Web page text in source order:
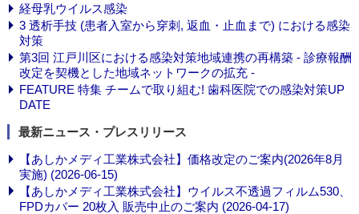
経母乳ウイルス感染
3 透析手技 (患者入室から穿刺, 返血・止血まで) における感染
対策
第3回 江戸川区における感染対策地域連携の再構築 - 診療報酬
改定を契機とした地域ネットワークの拡充 -
FEATURE 特集 チームで取り組む! 歯科医院での感染対策UP
DATE
最新ニュース・プレスリリース
【あしかメディ工業株式会社】価格改定のご案内(2026年8月
実施) (2026-06-15)
【あしかメディ工業株式会社】ウイルス不透過フィルム530、
FPDカバー 20枚入 販売中止のご案内 (2026-04-17)